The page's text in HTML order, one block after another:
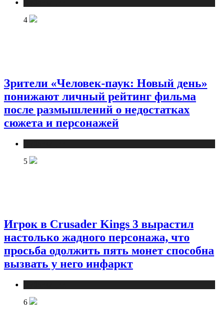
4
Зрители «Человек-паук: Новый день»
понижают личный рейтинг фильма
после размышлений о недостатках
сюжета и персонажей
5
Игрок в Crusader Kings 3 вырастил
настолько жадного персонажа, что
просьба одолжить пять монет способна
вызвать у него инфаркт
6